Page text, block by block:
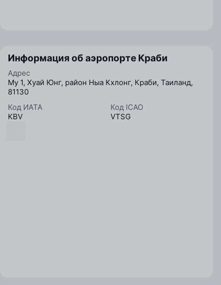
Информация об аэропорте Краби
Адрес
Му 1, Хуай Юнг, район Ныа Кхлонг, Краби, Таиланд,
81130
Код ИАТА
KBV
Код ICAO
VTSG